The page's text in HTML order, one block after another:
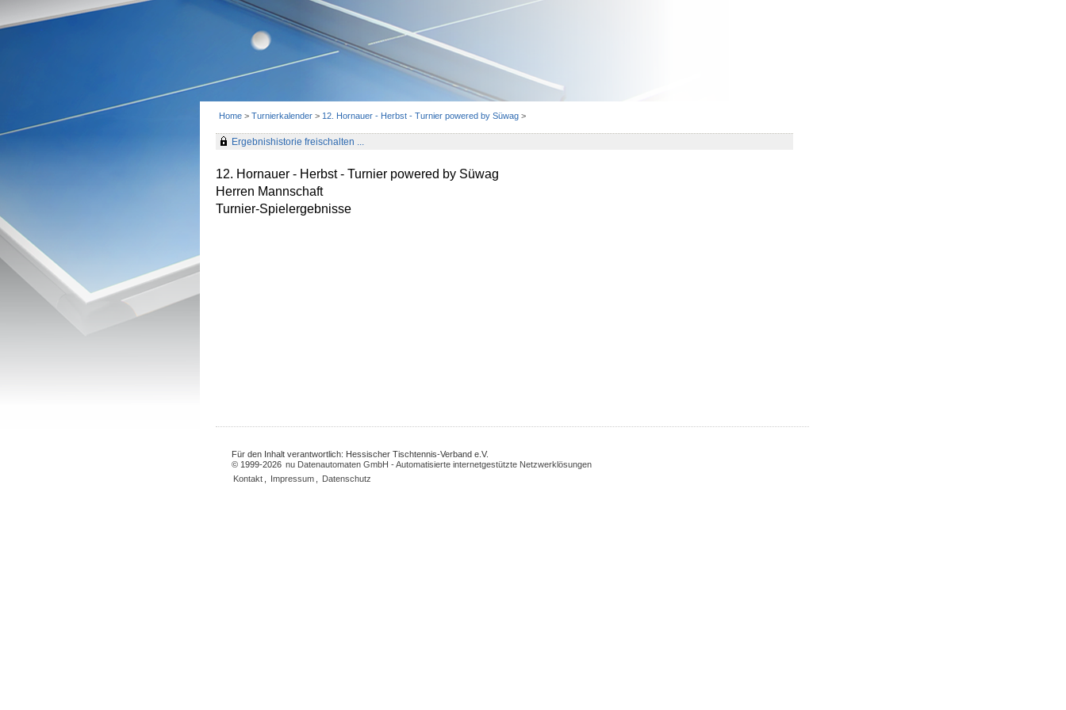
Home > Turnierkalender > 12. Hornauer - Herbst - Turnier powered by Süwag >
Ergebnishistorie freischalten ...
12. Hornauer - Herbst - Turnier powered by Süwag
Herren Mannschaft
Turnier-Spielergebnisse
Für den Inhalt verantwortlich: Hessischer Tischtennis-Verband e.V.
© 1999-2026 nu Datenautomaten GmbH - Automatisierte internetgestützte Netzwerklösungen
Kontakt
Impressum Datenschutz